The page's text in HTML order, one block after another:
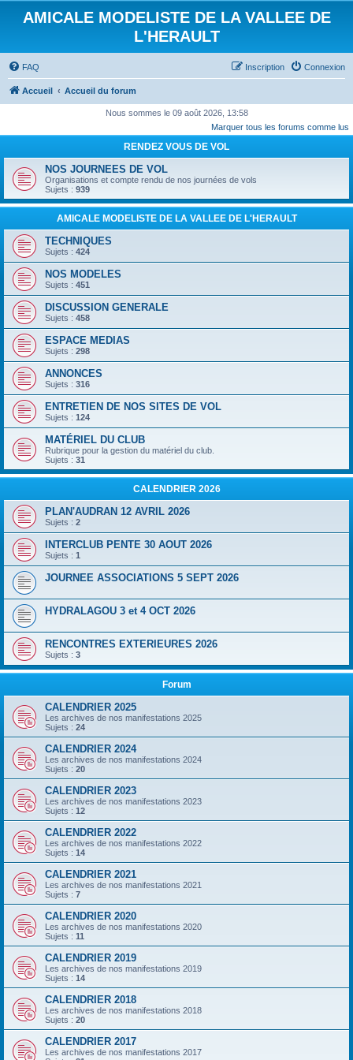
AMICALE MODELISTE DE LA VALLEE DE
L'HERAULT
FAQ Connexion
Inscription
Accueil Accueil du forum
Nous sommes le 09 août 2026, 13:58
Marquer tous les forums comme lus
RENDEZ VOUS DE VOL
NOS JOURNEES DE VOL
Organisations et compte rendu de nos journées de vols
Sujets : 939
AMICALE MODELISTE DE LA VALLEE DE L'HERAULT
TECHNIQUES
Sujets : 424
NOS MODELES
Sujets : 451
DISCUSSION GENERALE
Sujets : 458
ESPACE MEDIAS
Sujets : 298
ANNONCES
Sujets : 316
ENTRETIEN DE NOS SITES DE VOL
Sujets : 124
MATÉRIEL DU CLUB
Rubrique pour la gestion du matériel du club.
Sujets : 31
CALENDRIER 2026
PLAN'AUDRAN 12 AVRIL 2026
Sujets : 2
INTERCLUB PENTE 30 AOUT 2026
Sujets : 1
JOURNEE ASSOCIATIONS 5 SEPT 2026
HYDRALAGOU 3 et 4 OCT 2026
RENCONTRES EXTERIEURES 2026
Sujets : 3
Forum
CALENDRIER 2025
Les archives de nos manifestations 2025
Sujets : 24
CALENDRIER 2024
Les archives de nos manifestations 2024
Sujets : 20
CALENDRIER 2023
Les archives de nos manifestations 2023
Sujets : 12
CALENDRIER 2022
Les archives de nos manifestations 2022
Sujets : 14
CALENDRIER 2021
Les archives de nos manifestations 2021
Sujets : 7
CALENDRIER 2020
Les archives de nos manifestations 2020
Sujets : 11
CALENDRIER 2019
Les archives de nos manifestations 2019
Sujets : 14
CALENDRIER 2018
Les archives de nos manifestations 2018
Sujets : 20
CALENDRIER 2017
Les archives de nos manifestations 2017